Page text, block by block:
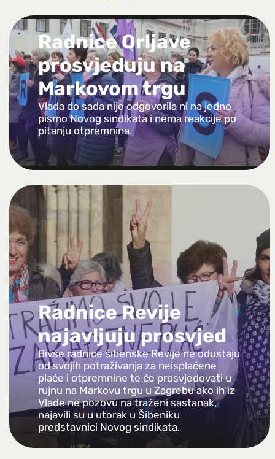
Radnice Orljave
prosvjeduju na
Markovom trgu
Vlada do sada nije odgovorila ni na jedno
pismo Novog sindikata i nema reakcije po
pitanju otpremnina.
Radnice Revije
najavljuju prosvjed
Bivše radnice šibenske Revije ne odustaju
od svojih potraživanja za neisplaćene
plaće i otpremnine te će prosvjedovati u
rujnu na Markovu trgu u Zagrebu ako ih iz
Vlade ne pozovu na traženi sastanak,
najavili su u utorak u Šibeniku
predstavnici Novog sindikata.